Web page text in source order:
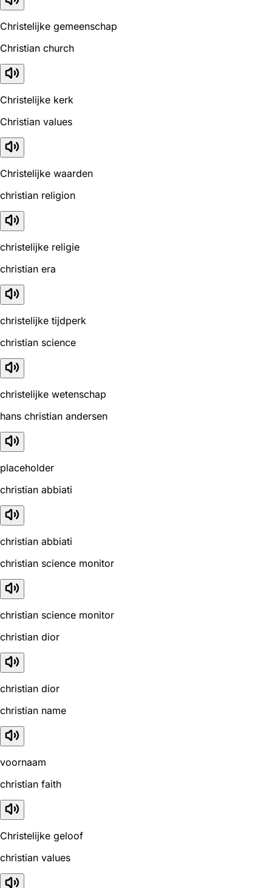
Christelijke gemeenschap
Christian church
Christelijke kerk
Christian values
Christelijke waarden
christian religion
christelijke religie
christian era
christelijke tijdperk
christian science
christelijke wetenschap
hans christian andersen
placeholder
christian abbiati
christian abbiati
christian science monitor
christian science monitor
christian dior
christian dior
christian name
voornaam
christian faith
Christelijke geloof
christian values